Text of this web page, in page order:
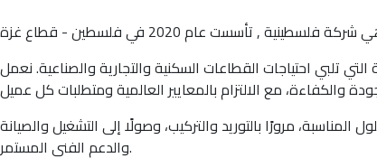
تلبي احتياجات القطاعات السكنية والتجارية والصناعية. نعمل
مرورًا بالتوريد والتركيب، وصولًا إلى التشغيل والصيانة
والدعم الفني المستمر.